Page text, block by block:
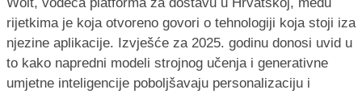
rijetkima je koja otvoreno govori o tehnologiji koja stoji iza
njezine aplikacije. Izvješće za 2025. godinu donosi uvid u
to kako napredni modeli strojnog učenja i generativne
umjetne inteligencije poboljšavaju personalizaciju i